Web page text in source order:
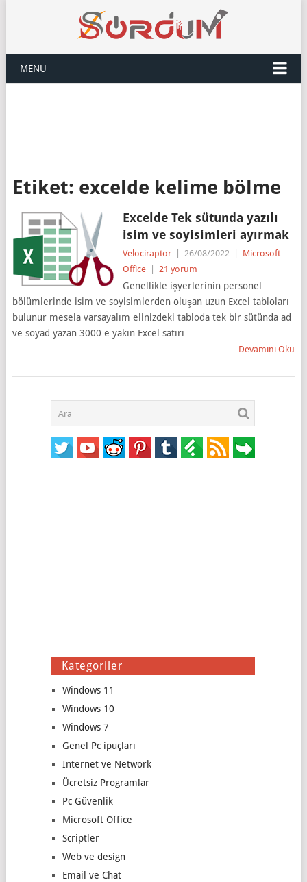
MENU
Etiket: excelde kelime bölme
Excelde Tek sütunda yazılı
isim ve soyisimleri ayırmak
Velociraptor 26/08/2022
Microsoft
Office
21 yorum
Genellikle işyerlerinin personel
bölümlerinde isim ve soyisimlerden oluşan uzun Excel tabloları
bulunur mesela varsayalım elinizdeki tabloda tek bir sütünda ad
ve soyad yazan 3000 e yakın Excel satırı
Devamını Oku
Kategoriler
Windows 11
Windows 10
Windows 7
Genel Pc ipuçları
Internet ve Network
Ücretsiz Programlar
Pc Güvenlik
Microsoft Office
Scriptler
Web ve design
Email ve Chat